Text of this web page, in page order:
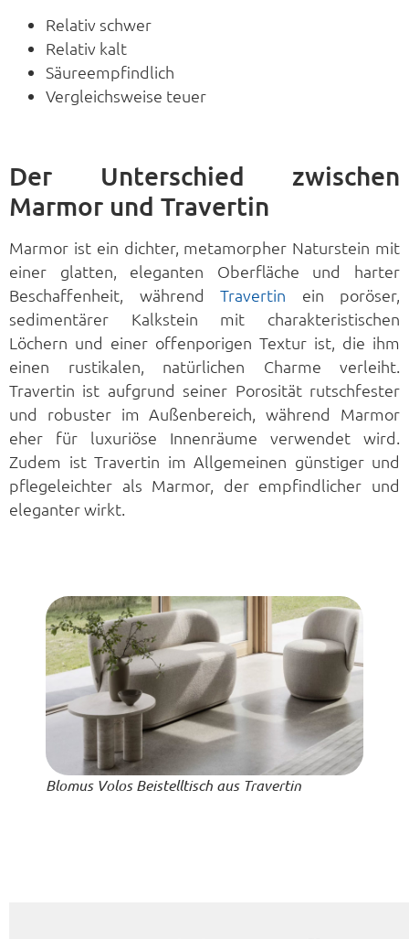
Relativ schwer
Relativ kalt
Säureempfindlich
Vergleichsweise teuer
Der Unterschied zwischen
Marmor und Travertin
Marmor ist ein dichter, metamorpher Naturstein mit
einer glatten, eleganten Oberfläche und harter
Beschaffenheit, während Travertin ein poröser,
sedimentärer Kalkstein mit charakteristischen
Löchern und einer offenporigen Textur ist, die ihm
einen rustikalen, natürlichen Charme verleiht.
Travertin ist aufgrund seiner Porosität rutschfester
und robuster im Außenbereich, während Marmor
eher für luxuriöse Innenräume verwendet wird.
Zudem ist Travertin im Allgemeinen günstiger und
pflegeleichter als Marmor, der empfindlicher und
eleganter wirkt.
Blomus Volos Beistelltisch aus Travertin